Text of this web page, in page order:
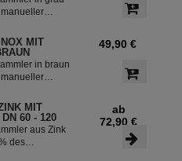
verfügt über
und
MIT
in braun
verfügt über
und
49,90 €
MIT
60 - 120
aus Zink
des
ab
72,90 €